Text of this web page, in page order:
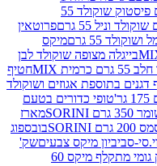
פרוטאין פרו-חטיף חלבון טבעוני בטעם פיסטוק שוקולד 55
פרוטאין
מיקס
שוקולד לבן
חטיף
אגוזים ושוקולד
כדורים בטעם
מארז
בובספוג
מיקס צבעיםשק'
ממתק גומי מתקלף מיקס 60